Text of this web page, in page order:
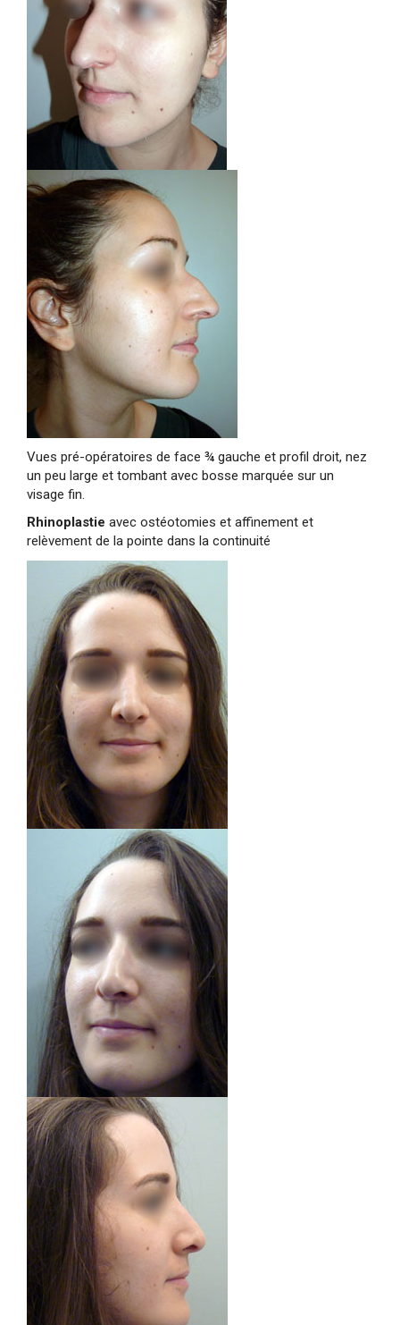
Vues pré-opératoires de face ¾ gauche et profil droit, nez
un peu large et tombant avec bosse marquée sur un
visage fin.
Rhinoplastie avec ostéotomies et affinement et
relèvement de la pointe dans la continuité